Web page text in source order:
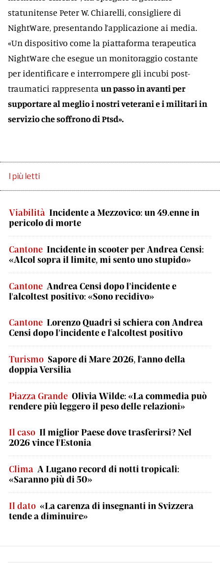
statunitense Peter W. Chiarelli, consigliere di
NightWare, presentando l’applicazione ai media.
«Un dispositivo come la piattaforma terapeutica
NightWare che esegue un monitoraggio costante
per identificare e interrompere gli incubi post-
traumatici rappresenta un passo in avanti per
supportare al meglio i nostri veterani e i militari in
servizio che soffrono di Ptsd».
I più letti
Viabilità Incidente a Mezzovico: un 49.enne in
pericolo di morte
Cantone Incidente in scooter per Andrea Censi:
«Alcol sopra il limite, mi sento uno stupido»
Cantone Andrea Censi dopo l’incidente e
l'alcoltest positivo: «Sono recidivo»
Cantone Lorenzo Quadri si schiera con Andrea
Censi dopo l’incidente e l'alcoltest positivo
Turismo Sapore di Mare 2026, l'anno della
doppia Versilia
Piazza Grande Olivia Wilde: «La commedia può
rendere più leggero il peso delle relazioni»
Il caso Il miglior Paese dove trasferirsi? Nel
2026 vince l'Estonia
Clima A Lugano record di notti tropicali:
«Saranno più di 50»
Il dato «La carenza di insegnanti in Svizzera
tende a diminuire»